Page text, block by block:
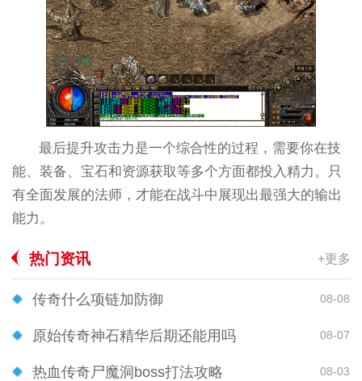
最后提升攻击力是一个综合性的过程，需要你在技
能、装备、宝石和资源获取等多个方面都投入精力。只
有全面发展的法师，才能在战斗中展现出最强大的输出
能力。
热门资讯 +更多
传奇什么项链加防御 08-08
原始传奇神石精华后期还能用吗 08-07
热血传奇尸魔洞boss打法攻略 08-03